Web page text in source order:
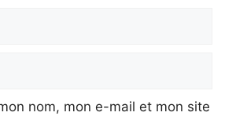
nom, mon e-mail et mon site